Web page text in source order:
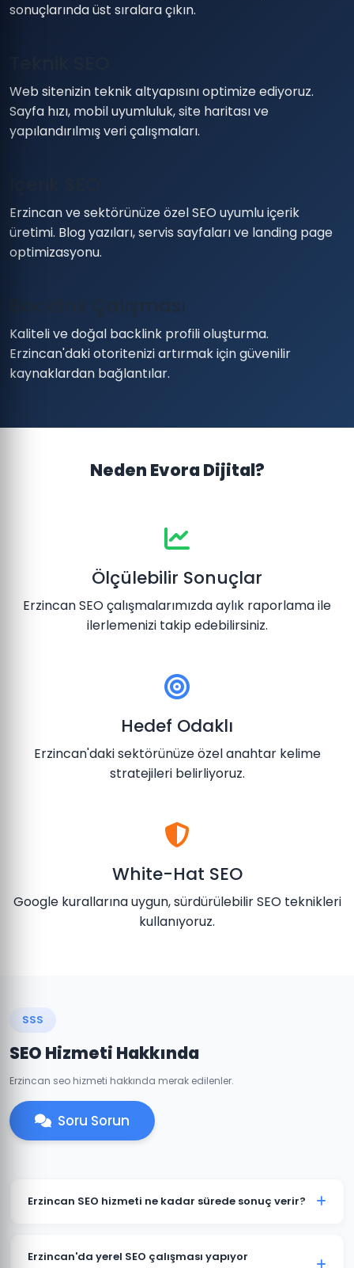
sonuçlarında üst sıralara çıkın.
Web sitenizin teknik altyapısını optimize ediyoruz.
Sayfa hızı, mobil uyumluluk, site haritası ve
yapılandırılmış veri çalışmaları.
Erzincan ve sektörünüze özel SEO uyumlu içerik
üretimi. Blog yazıları, servis sayfaları ve landing page
optimizasyonu.
Backlink Çalışması
Kaliteli ve doğal backlink profili oluşturma.
Erzincan'daki otoritenizi artırmak için güvenilir
kaynaklardan bağlantılar.
Neden Evora Dijital?
Ölçülebilir Sonuçlar
Erzincan SEO çalışmalarımızda aylık raporlama ile
ilerlemenizi takip edebilirsiniz.
Hedef Odaklı
Erzincan'daki sektörünüze özel anahtar kelime
stratejileri belirliyoruz.
White-Hat SEO
Google kurallarına uygun, sürdürülebilir SEO teknikleri
kullanıyoruz.
SSS
SEO Hizmeti Hakkında
Erzincan seo hizmeti hakkında merak edilenler.
Soru Sorun
Erzincan SEO hizmeti ne kadar sürede sonuç verir?
anlamlı sonuçlar görülmeye başlar. Erzincan'daki
Erzincan'da yerel SEO çalışması yapıyor